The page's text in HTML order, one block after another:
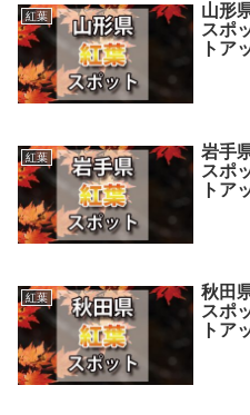
紅葉
山形
スポ
トア
紅葉
岩手
スポ
トア
紅葉
秋田
スポ
トア